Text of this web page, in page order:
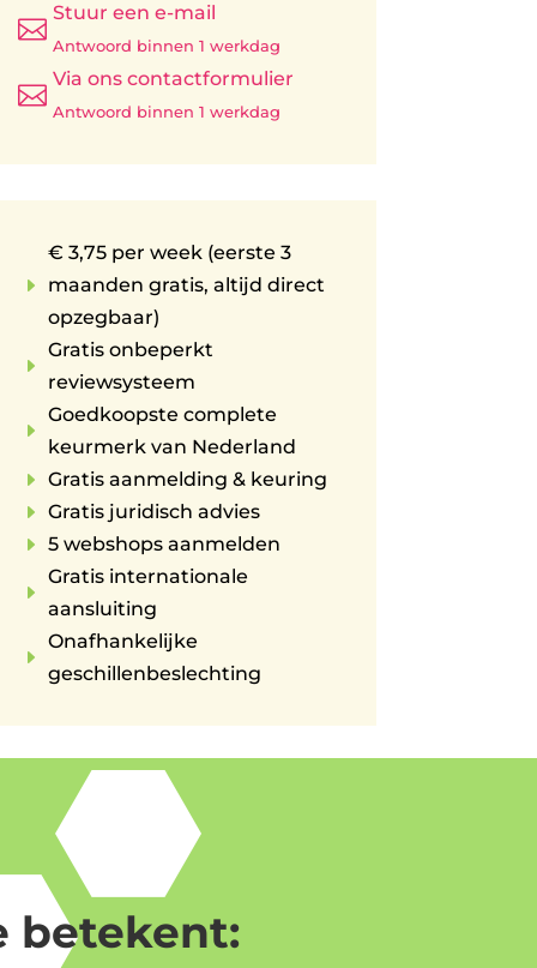

Stuur een e-mail
Antwoord binnen 1 werkdag

Via ons contactformulier
Antwoord binnen 1 werkdag
E
€ 3,75 per week (eerste 3
maanden gratis, altijd direct
opzegbaar)
E
Gratis onbeperkt
reviewsysteem
E
Goedkoopste complete
keurmerk van Nederland
E Gratis aanmelding & keuring
E Gratis juridisch advies
E 5 webshops aanmelden
E
Gratis internationale
aansluiting
E
Onafhankelijke
geschillenbeslechting
betekent: